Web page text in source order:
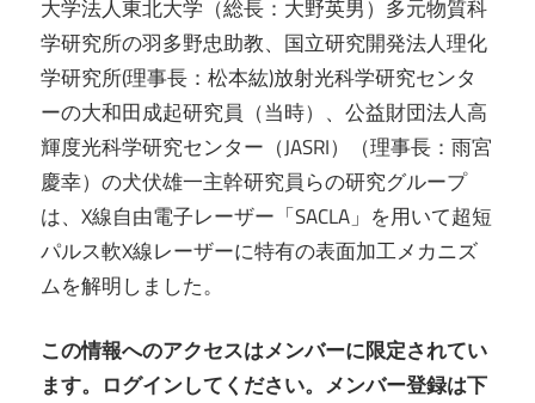
大学法人東北大学（総長：大野英男）多元物質科
学研究所の羽多野忠助教、国立研究開発法人理化
学研究所(理事長：松本紘)放射光科学研究センタ
ーの大和田成起研究員（当時）、公益財団法人高
輝度光科学研究センター（JASRI）（理事長：雨宮
慶幸）の犬伏雄一主幹研究員らの研究グループ
は、X線自由電子レーザー「SACLA」を用いて超短
パルス軟X線レーザーに特有の表面加工メカニズ
ムを解明しました。
この情報へのアクセスはメンバーに限定されてい
ます。ログインしてください。メンバー登録は下